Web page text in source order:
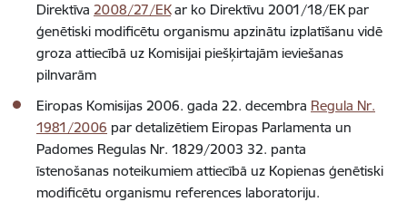
Direktīva 2008/27/EKar ko Direktīvu 2001/18/EK par
ģenētiski modificētu organismu apzinātu izplatīšanu vidē
groza attiecībā uz Komisijai piešķirtajām ieviešanas
pilnvarām
Eiropas Komisijas 2006. gada 22. decembra Regula Nr.
1981/2006 par detalizētiem Eiropas Parlamenta un
Padomes Regulas Nr. 1829/2003 32. panta
īstenošanas noteikumiem attiecībā uz Kopienas ģenētiski
modificētu organismu references laboratoriju.